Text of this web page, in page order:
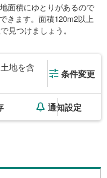
面積にゆとりがあるので
きます。面積120m2以上
見つけましょう。
地を含
条件変更
通知設定